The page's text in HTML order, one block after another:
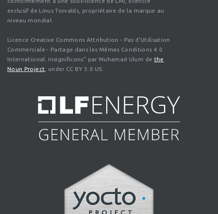
exclusif de Linus Torvalds, propriétaire de la marque au
niveau mondial.
Licence Creative Commons Attribution - Pas d'Utilisation
Commerciale - Partage dans les Mêmes Conditions 4.0
International. Insignificons" par Muhamad Ulum de the
Noun Project , under CC BY 3.0 US.